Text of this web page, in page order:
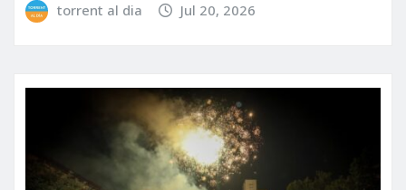
torrent al dia Jul 20, 2026